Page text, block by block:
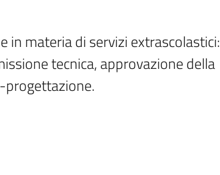
materia di servizi extrascolastici:
tecnica, approvazione della
progettazione.